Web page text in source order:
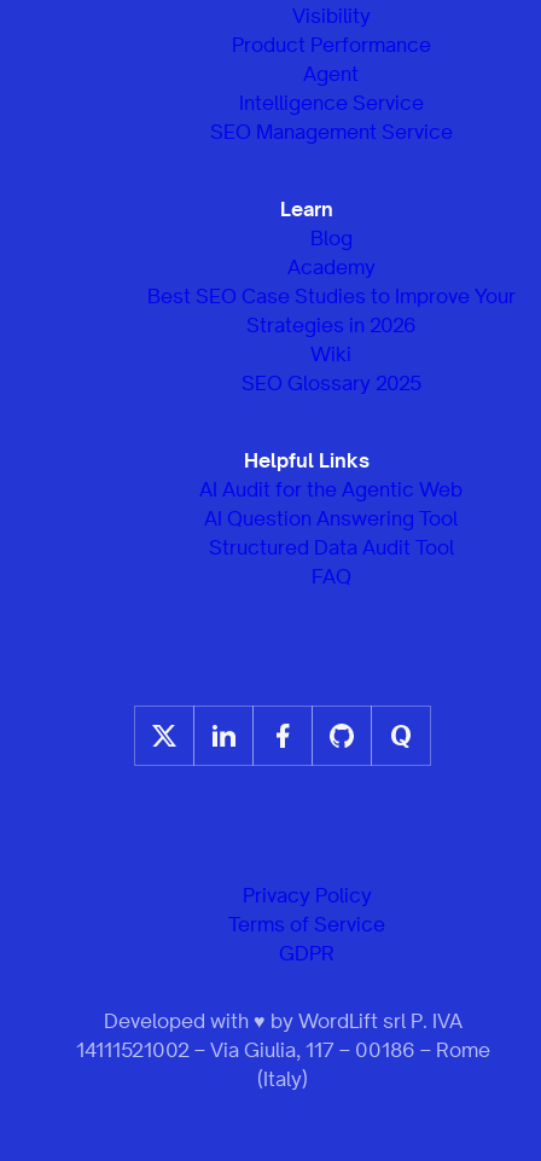
Visibility
Product Performance
Agent
Intelligence Service
SEO Management Service
Learn
Blog
Academy
Best SEO Case Studies to Improve Your
Strategies in 2026
Wiki
SEO Glossary 2025
Helpful Links
AI Audit for the Agentic Web
AI Question Answering Tool
Structured Data Audit Tool
FAQ
Privacy Policy
Terms of Service
GDPR
Developed with ♥ by WordLift srl P. IVA
14111521002 – Via Giulia, 117 – 00186 – Rome
(Italy)